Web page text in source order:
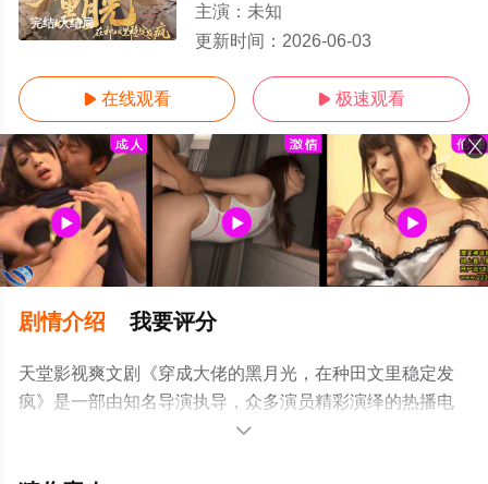
完结/大结局
主演： 未知
更新时间： 2026-06-03
 在线观看  极速观看
剧情介绍 我要评分
天堂影视爽文剧《穿成大佬的黑月光，在种田文里稳定发
疯》是一部由知名导演执导，众多演员精彩演绎的热播电
视剧，大结局剧情已揭晓（完结），手机免费观看高清无
